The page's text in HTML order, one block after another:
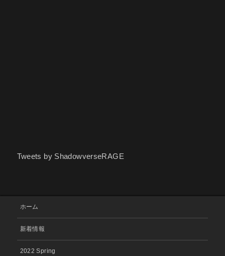
Tweets by ShadowverseRAGE
ホーム
新着情報
2022 Spring